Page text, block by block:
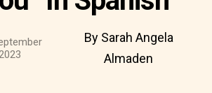
By Sarah Angela
Almaden